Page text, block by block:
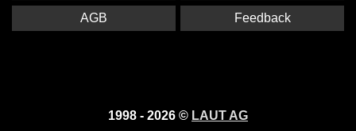
1998 - 2026 © LAUT AG
AGB Feedback